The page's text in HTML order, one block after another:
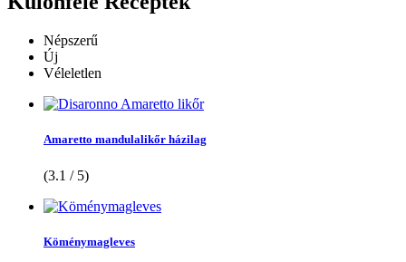
Népszerű
Új
Véleletlen
Amaretto mandulalikőr házilag
(3.1 / 5)
Köménymagleves